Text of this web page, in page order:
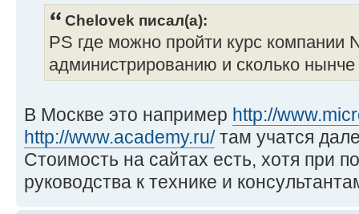
Chelovek писал(а):
PS где можно пройти курс компании
администрированию и сколько нынче
В Москве это например http://
http://www.academy.ru/там учатся
Стоимость на сайтах есть, хотя при
руководства к технике и